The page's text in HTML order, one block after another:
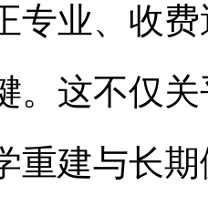
专业、收
。这不仅
重建与长